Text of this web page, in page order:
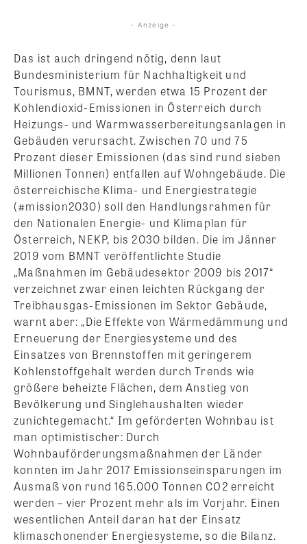
- Anzeige -
Das ist auch dringend nötig, denn laut
Bundesministerium für Nachhaltigkeit und
Tourismus, BMNT, werden etwa 15 Prozent der
Kohlendioxid-Emissionen in Österreich durch
Heizungs- und Warmwasserbereitungsanlagen in
Gebäuden verursacht. Zwischen 70 und 75
Prozent dieser Emissionen (das sind rund sieben
Millionen Tonnen) entfallen auf Wohngebäude. Die
österreichische Klima- und Energiestrategie
(#mission2030) soll den Handlungsrahmen für
den Nationalen Energie- und Klimaplan für
Österreich, NEKP, bis 2030 bilden. Die im Jänner
2019 vom BMNT veröffentlichte Studie
„Maßnahmen im Gebäudesektor 2009 bis 2017“
verzeichnet zwar einen leichten Rückgang der
Treibhausgas-Emissionen im Sektor Gebäude,
warnt aber: „Die Effekte von Wärmedämmung und
Erneuerung der Energiesysteme und des
Einsatzes von Brennstoffen mit geringerem
Kohlenstoffgehalt werden durch Trends wie
größere beheizte Flächen, dem Anstieg von
Bevölkerung und Singlehaushalten wieder
zunichtegemacht.“ Im geförderten Wohnbau ist
man optimistischer: Durch
Wohnbauförderungsmaßnahmen der Länder
konnten im Jahr 2017 Emissionseinsparungen im
Ausmaß von rund 165.000 Tonnen CO2 erreicht
werden – vier Prozent mehr als im Vorjahr. Einen
wesentlichen Anteil daran hat der Einsatz
klimaschonender Energiesysteme, so die Bilanz.